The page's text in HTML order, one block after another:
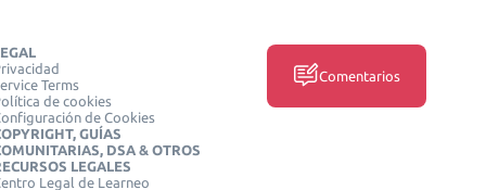
Terms
de cookies
de Cookies
GUÍAS
DSA & OTROS
LEGALES
Legal de Learneo
Comentarios